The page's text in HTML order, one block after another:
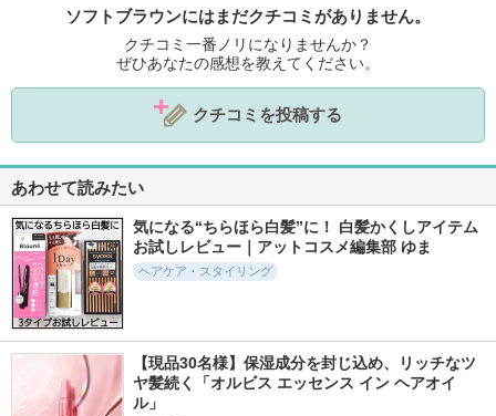
ソフトブラウンにはまだクチコミがありません。
クチコミ一番ノリになりませんか？
ぜひあなたの感想を教えてください。
クチコミを投稿する
あわせて読みたい
気になる“ちらほら白髪”に！ 白髪かくしアイテム
お試しレビュー｜アットコスメ編集部 ゆま
ヘアケア・スタイリング
【現品30名様】保湿成分を封じ込め、リッチなツ
ヤ髪続く「オルビス エッセンス イン ヘアオイ
ル」